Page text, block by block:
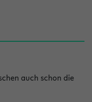
auch schon die